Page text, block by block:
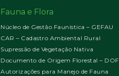
Fauna e Flora
Núcleo de Gestão Faunística – GEFAU
CAR – Cadastro Ambiental Rural
Supressão de Vegetação Nativa
Documento de Origem Florestal – DOF
Autorizações para Manejo de Fauna